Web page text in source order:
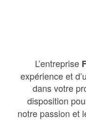
L’entreprise
expérience et
dans votre
disposition
notre passion et